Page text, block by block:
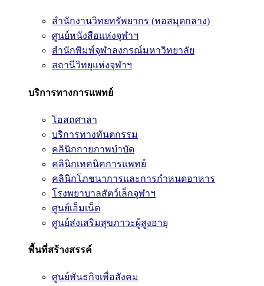
สำนักงานวิทยทรัพยากร (หอสมุดกลาง)
ศูนย์หนังสือแห่งจุฬาฯ
สำนักพิมพ์จุฬาลงกรณ์มหาวิทยาลัย
สถานีวิทยุแห่งจุฬาฯ
บริการทางการแพทย์
โอสถศาลา
บริการทางทันตกรรม
คลินิกกายภาพบำบัด
คลินิกเทคนิคการแพทย์
คลินิกโภชนาการและการกำหนดอาหาร
โรงพยาบาลสัตว์เล็กจุฬาฯ
ศูนย์เอ็มเน็ต
ศูนย์ส่งเสริมสุขภาวะผู้สูงอายุ
พื้นที่สร้างสรรค์
ศูนย์พันธกิจเพื่อสังคม